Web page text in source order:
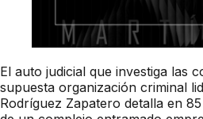
El auto judicial que investiga las
supuesta organización criminal
Rodríguez Zapatero detalla en